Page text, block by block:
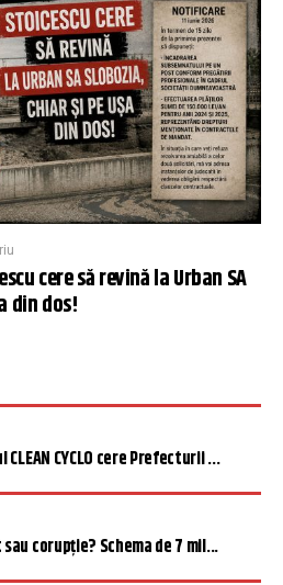
cere să revină la Urban SA
din dos!
CYCLO cere Prefecturii ...
corupție? Schema de 7 mil...